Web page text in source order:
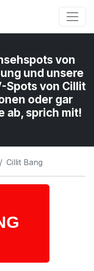
von
und unsere
Spots von Cillit
oder gar
ab, sprich mit!
Cillit Bang